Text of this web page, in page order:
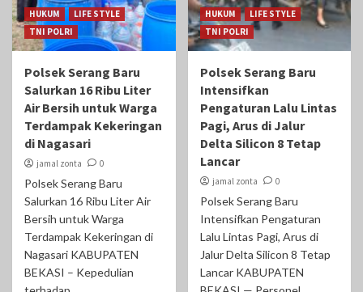
HUKUM
LIFE STYLE
TNI POLRI
Polsek Serang Baru
Salurkan 16 Ribu Liter
Air Bersih untuk Warga
Terdampak Kekeringan
di Nagasari
jamal zonta 0
Polsek Serang Baru
Salurkan 16 Ribu Liter Air
Bersih untuk Warga
Terdampak Kekeringan di
Nagasari KABUPATEN
BEKASI – Kepedulian
HUKUM
LIFE STYLE
TNI POLRI
Polsek Serang Baru
Intensifkan
Pengaturan Lalu Lintas
Pagi, Arus di Jalur
Delta Silicon 8 Tetap
Lancar
jamal zonta 0
Polsek Serang Baru
Intensifkan Pengaturan
Lalu Lintas Pagi, Arus di
Jalur Delta Silicon 8 Tetap
Lancar ‎KABUPATEN